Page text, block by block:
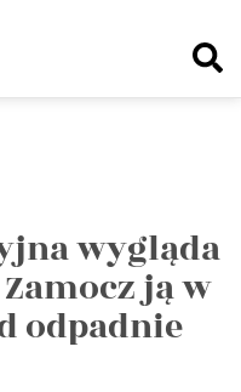
wygląda
ją w
odpadnie